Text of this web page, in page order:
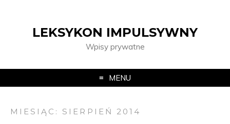
LEKSYKON IMPULSYWNY
Wpisy prywatne
MENU
MIESIĄC: SIERPIEŃ 2014